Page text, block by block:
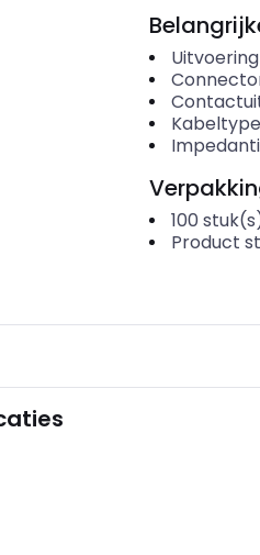
Uitvoering
Kabeltype
100
Product